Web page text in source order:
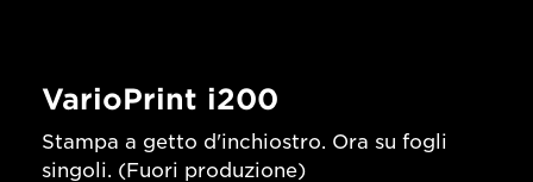
VarioPrint i200
Stampa a getto d'inchiostro. Ora su fogli
singoli. (Fuori produzione)